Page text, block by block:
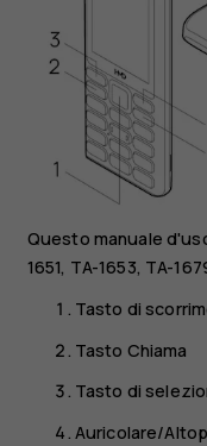
Questo manuale
1651, TA-1653, TA-
Tasto di
Tasto Chiama
Tasto di
Auricolare/